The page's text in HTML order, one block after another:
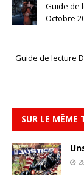
Guide de
Octobre
Guide de lecture
SUR LE MÊME